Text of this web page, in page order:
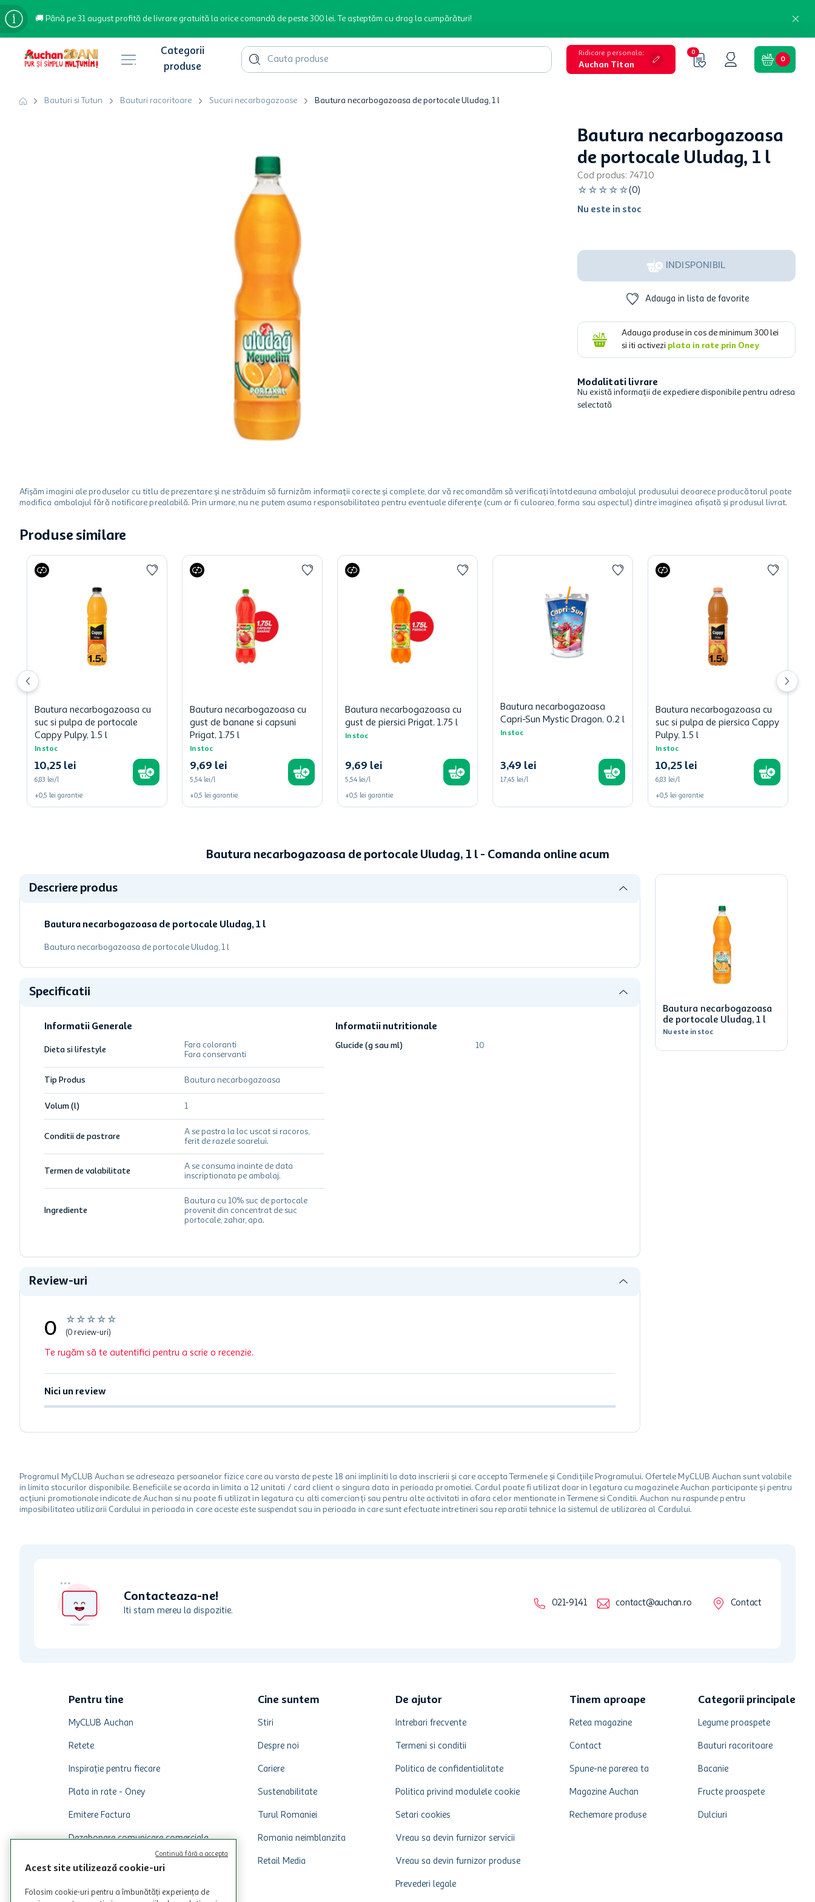
🚚 Până pe 31 august profită de livrare gratuită la orice comandă de peste 300 lei. Te așteptăm cu drag la cumpărături!
Cauta produse Ridicare personala:
Auchan Titan
0
0
Bauturi si Tutun Bauturi racoritoare Sucuri necarbogazoase Bautura necarbogazoasa de portocale Uludag, 1 l
Bautura necarbogazoasa
de portocale Uludag, 1 l
Cod produs: 74710
☆ ☆ ☆ ☆ ☆(0)
Nu este in stoc
INDISPONIBIL
Adauga in lista de favorite
Adauga produse in cos de minimum 300 lei
si iti activezi plata in rate prin Oney
Modalitati livrare
Nu există informații de expediere disponibile pentru adresa
selectată
Afișăm imagini ale produselor cu titlu de prezentare și ne străduim să furnizăm informații corecte și complete, dar vă recomandăm să verificați întotdeauna ambalajul produsului deoarece producătorul poate
modifica ambalajul fără notificare prealabilă. Prin urmare, nu ne putem asuma responsabilitatea pentru eventuale diferențe (cum ar fi culoarea, forma sau aspectul) dintre imaginea afișată și produsul livrat.
Produse similare
Bautura necarbogazoasa cu
suc si pulpa de portocale
Cappy Pulpy, 1.5 l
In stoc
10,25 lei
6,83 lei/l
+0,5 lei garantie
Bautura necarbogazoasa cu
gust de banane si capsuni
Prigat, 1.75 l
In stoc
9,69 lei
5,54 lei/l
+0,5 lei garantie
Bautura necarbogazoasa cu
gust de piersici Prigat, 1.75 l
In stoc
9,69 lei
5,54 lei/l
+0,5 lei garantie
Bautura necarbogazoasa
Capri-Sun Mystic Dragon, 0.2 l
In stoc
3,49 lei
17,45 lei/l
Bautura necarbogazoasa cu
suc si pulpa de piersica Cappy
Pulpy, 1.5 l
In stoc
10,25 lei
6,83 lei/l
+0,5 lei garantie
Bautura necarbogazoasa de portocale Uludag, 1 l - Comanda online acum
Descriere produs
Bautura necarbogazoasa de portocale Uludag, 1 l
Bautura necarbogazoasa de portocale Uludag, 1 l
Specificatii
Informatii Generale
Dieta si lifestyle
Fara coloranti
Fara conservanti
Tip Produs Bautura necarbogazoasa
Volum (l) 1
Conditii de pastrare
A se pastra la loc uscat si racoros,
ferit de razele soarelui.
Termen de valabilitate
A se consuma inainte de data
inscriptionata pe ambalaj.
Ingrediente
Bautura cu 10% suc de portocale
provenit din concentrat de suc
portocale, zahar, apa.
Informatii nutritionale
Glucide (g sau ml) 10
Review-uri
☆ ☆ ☆ ☆ ☆
0 (0 review-uri)
Te rugăm să te autentifici pentru a scrie o recenzie.
Nici un review
Bautura necarbogazoasa
de portocale Uludag, 1 l
Nu este in stoc
Programul MyCLUB Auchan se adreseaza persoanelor fizice care au varsta de peste 18 ani impliniti la data inscrierii și care accepta Termenele și Condițiile Programului. Ofertele MyCLUB Auchan sunt valabile
in limita stocurilor disponibile. Beneficiile se acorda in limita a 12 unitati / card client o singura data in perioada promotiei. Cardul poate fi utilizat doar in legatura cu magazinele Auchan participante și pentru
acțiuni promotionale indicate de Auchan si nu poate fi utilizat in legatura cu alti comercianți sau pentru alte activitati in afara celor mentionate in Termene si Conditii. Auchan nu raspunde pentru
imposibilitatea utilizarii Cardului in perioada in care aceste este suspendat sau in perioada in care sunt efectuate intretineri sau reparatii tehnice la sistemul de utilizarea al Cardului.
Contacteaza-ne!
Iti stam mereu la dispozitie.
021-9141 contact@auchan.ro Contact
Pentru tine
MyCLUB Auchan
Retete
Inspirație pentru fiecare
Plata in rate - Oney
Emitere Factura
Dezabonare comunicare comerciala
Cine suntem
Stiri
Despre noi
Cariere
Sustenabilitate
Turul Romaniei
Romania neimblanzita
Retail Media
De ajutor
Intrebari frecvente
Termeni si conditii
Politica de confidentialitate
Politica privind modulele cookie
Setari cookies
Vreau sa devin furnizor servicii
Vreau sa devin furnizor produse
Prevederi legale
Tinem aproape
Retea magazine
Contact
Spune-ne parerea ta
Magazine Auchan
Rechemare produse
Categorii principale
Legume proaspete
Bauturi racoritoare
Bacanie
Fructe proaspete
Dulciuri
Acest site utilizează cookie-uri
Folosim cookie-uri pentru a îmbunătăți experiența de
Continuă fără a accepta